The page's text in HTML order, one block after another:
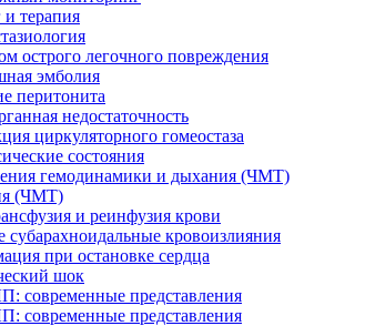
терапия
острого легочного повреждения
эмболия
перитонита
недостаточность
циркуляторного гомеостаза
состояния
гемодинамики и дыхания (ЧМТ)
(ЧМТ)
и реинфузия крови
субарахноидальные кровоизлияния
при остановке сердца
шок
современные представления
современные представления